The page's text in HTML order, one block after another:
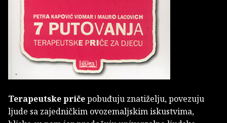
Terapeutske pričepobuđuju znatiželju, povezuju
ljude sa zajedničkim ovozemaljskim iskustvima,